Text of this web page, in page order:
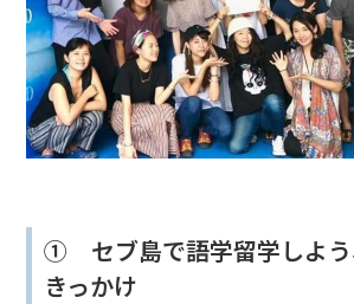
① セブ島で語学留学しよう、と思った
きっかけ